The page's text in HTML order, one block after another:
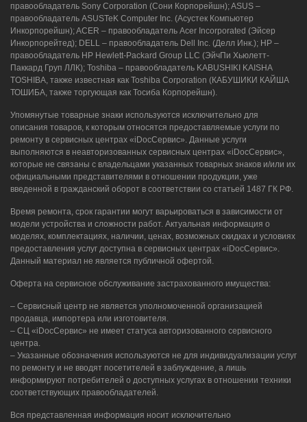
правообладатель Sony Corporation (Сони Корпорейшн); ASUS –
правообладатель ASUSTeK Computer Inc. (Асустек Компьютер
Инкорпорейшн); ACER – правообладатель Acer Incorporated (Эйсер
Инкорпорейтед); DELL – правообладатель Dell Inc. (Делл Инк.); HP –
правообладатель HP Hewlett-Packard Group LLC (ЭйчПи Хьюлетт-
Паккард Груп ЛЛК); Toshiba – правообладатель KABUSHIKI KAISHA
TOSHIBA, также известная как Toshiba Corporation (КАБУШИКИ КАЙША
ТОШИБА, также торгующая как Тосиба Корпорейшн).
Упомянутые товарные знаки используются исключительно для
описания товаров, к которым относятся предоставляемые услуги по
ремонту в сервисных центрах «iDocСервис». Данные услуги
выполняются в неавторизованных сервисных центрах «iDocСервис»,
которые не связаны с владельцами указанных товарных знаков и/или их
официальными представителями в отношении продукции, уже
введенной в гражданский оборот в соответствии со статьей 1487 ГК РФ.
Время ремонта, срок гарантии могут варьироваться в зависимости от
модели устройства и сложности работ. Актуальная информация о
моделях, комплектациях, наличии, ценах, возможных скидках и условиях
предоставления услуг доступна в сервисных центрах «iDocСервис».
Данный материал не является публичной офертой.
Оферта на сервисное обслуживание застрахованного имущества:
– Сервисный центр не является уполномоченной организацией
продавца, импортера или изготовителя.
– СЦ «iDocСервис» не имеет статуса авторизованного сервисного
центра.
– Указанные обозначения используются не для индивидуализации услуг
по ремонту и не вводят посетителей в заблуждение, а лишь
информируют потребителей о доступных услугах в отношении техники
соответствующих правообладателей.
Вся представленная информация носит исключительно